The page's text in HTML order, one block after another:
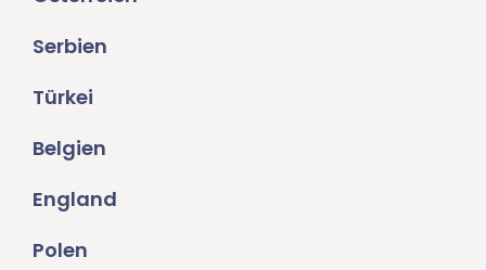
Serbien
Türkei
Belgien
England
Polen